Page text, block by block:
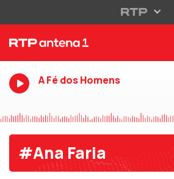
A Fé dos Homens
#Ana Faria